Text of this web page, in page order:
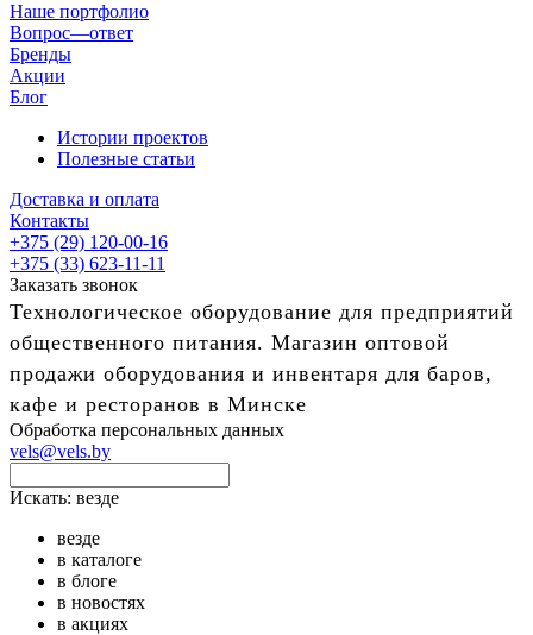
Наше портфолио
Вопрос—ответ
Бренды
Акции
Блог
Истории проектов
Полезные статьи
Доставка и оплата
Контакты
+375 (29) 120-00-16
+375 (33) 623-11-11
Заказать звонок
Технологическое оборудование для предприятий
общественного питания. Магазин оптовой
продажи оборудования и инвентаря для баров,
кафе и ресторанов в Минске
Обработка персональных данных
vels@vels.by
Искать: везде
везде
в каталоге
в блоге
в новостях
в акциях